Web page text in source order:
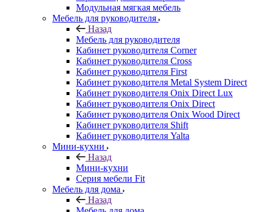
Модульная мягкая мебель
Мебель для руководителя
Назад
Мебель для руководителя
Кабинет руководителя Corner
Кабинет руководителя Cross
Кабинет руководителя First
Кабинет руководителя Metal System Direct
Кабинет руководителя Onix Direct Lux
Кабинет руководителя Onix Direct
Кабинет руководителя Onix Wood Direct
Кабинет руководителя Shift
Кабинет руководителя Yalta
Мини-кухни
Назад
Мини-кухни
Серия мебели Fit
Мебель для дома
Назад